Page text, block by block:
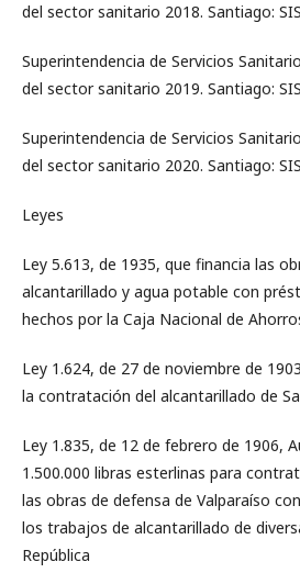
del sector sanitario 2018. Santiago:
Superintendencia de Servicios
del sector sanitario 2019. Santiago:
Superintendencia de Servicios
del sector sanitario 2020. Santiago:
Leyes
Ley 5.613, de 1935, que financia las
alcantarillado y agua potable con
hechos por la Caja Nacional de
Ley 1.624, de 27 de noviembre de
la contratación del alcantarillado de
Ley 1.835, de 12 de febrero de 1906,
1.500.000 libras esterlinas para
las obras de defensa de Valparaíso
los trabajos de alcantarillado de
República